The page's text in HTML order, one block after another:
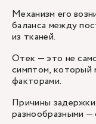
Механизм его
баланса между
из тканей.
Отек — это не
симптом, который
факторами.
Причины
разнообразными —